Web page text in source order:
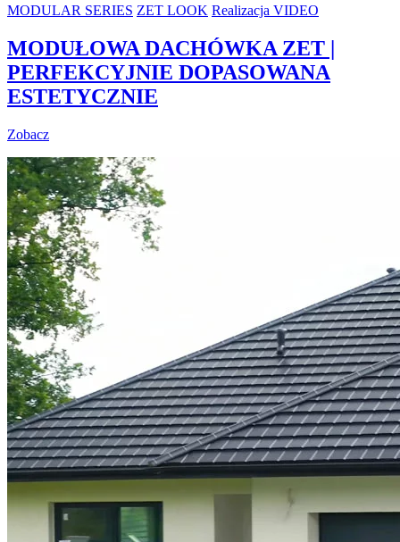
MODULAR SERIES ZET LOOK Realizacja VIDEO
MODUŁOWA DACHÓWKA ZET |
PERFEKCYJNIE DOPASOWANA
ESTETYCZNIE
Zobacz